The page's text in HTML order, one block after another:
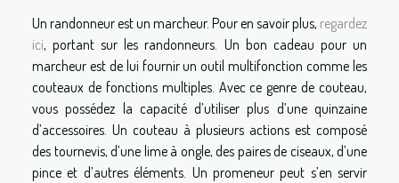
Un randonneur est un marcheur. Pour en savoir plus, regardez
ici, portant sur les randonneurs. Un bon cadeau pour un
marcheur est de lui fournir un outil multifonction comme les
couteaux de fonctions multiples. Avec ce genre de couteau,
vous possédez la capacité d’utiliser plus d’une quinzaine
d’accessoires. Un couteau à plusieurs actions est composé
des tournevis, d’une lime à ongle, des paires de ciseaux, d’une
pince et d’autres éléments. Un promeneur peut s’en servir